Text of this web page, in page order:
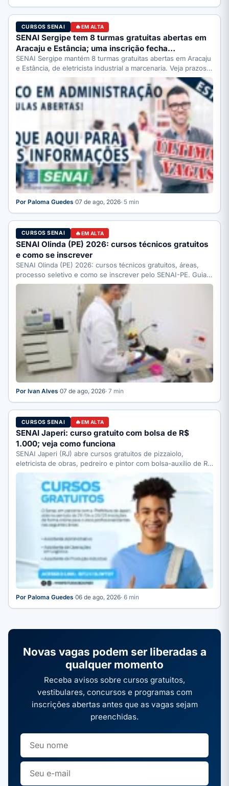
CURSOS SENAI EM ALTA
SENAI Sergipe tem 8 turmas gratuitas abertas em
Aracaju e Estância; uma inscrição fecha…
SENAI Sergipe mantém 8 turmas gratuitas abertas em Aracaju
e Estância, de eletricista industrial a marcenaria. Veja prazos:
Por Paloma Guedes·07 de ago, 2026· 5 min
CURSOS SENAI EM ALTA
SENAI Olinda (PE) 2026: cursos técnicos gratuitos
e como se inscrever
SENAI Olinda (PE) 2026: cursos técnicos gratuitos, áreas,
processo seletivo e como se inscrever pelo SENAI-PE. Guia
completo.
Por Ivan Alves·07 de ago, 2026· 7 min
CURSOS SENAI EM ALTA
SENAI Japeri: curso gratuito com bolsa de R$
1.000; veja como funciona
SENAI Japeri (RJ) abre cursos gratuitos de pizzaiolo,
eletricista de obras, pedreiro e pintor com bolsa-auxílio de R$
…
Por Paloma Guedes·06 de ago, 2026· 6 min
Novas vagas podem ser liberadas a
qualquer momento
Receba avisos sobre cursos gratuitos,
vestibulares, concursos e programas com
inscrições abertas antes que as vagas sejam
preenchidas.